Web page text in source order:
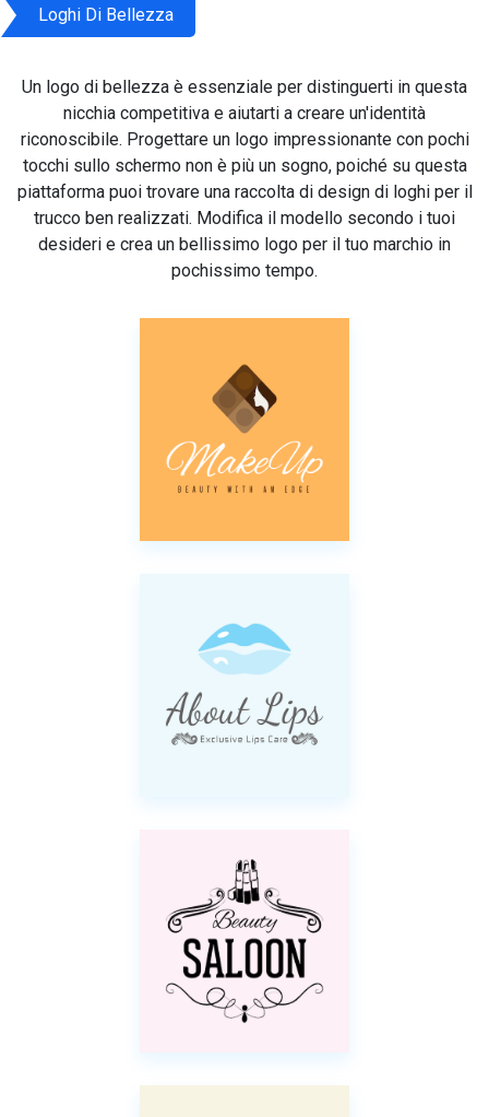
Loghi Di Bellezza
Un logo di bellezza è essenziale per distinguerti in questa
nicchia competitiva e aiutarti a creare un'identità
riconoscibile. Progettare un logo impressionante con pochi
tocchi sullo schermo non è più un sogno, poiché su questa
piattaforma puoi trovare una raccolta di design di loghi per il
trucco ben realizzati. Modifica il modello secondo i tuoi
desideri e crea un bellissimo logo per il tuo marchio in
pochissimo tempo.